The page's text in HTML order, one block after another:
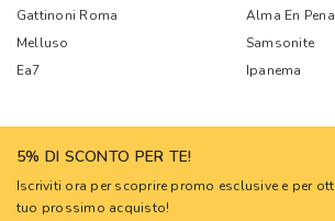
Gattinoni Roma
Alma En Pena
Melluso
Samsonite
Ea7
Ipanema
5% DI SCONTO PER TE!
Iscriviti ora per scoprire promo esclusive e per
tuo prossimo acquisto!